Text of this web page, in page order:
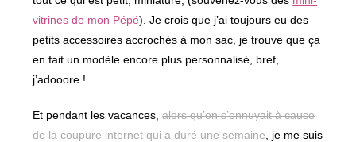
vitrines de mon Pépé). Je crois que j’ai toujours eu des
petits accessoires accrochés à mon sac, je trouve que ça
en fait un modèle encore plus personnalisé, bref,
j’adooore !
Et pendant les vacances,alors qu’on s’ennuyait à cause
de la coupure internet qui a duré une semaine , je me suis